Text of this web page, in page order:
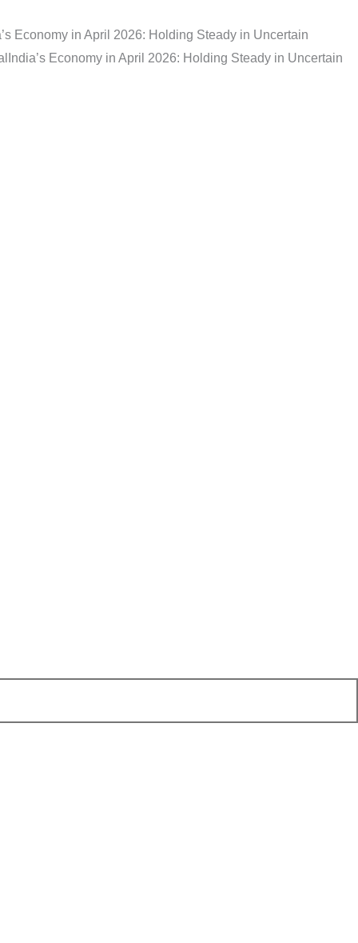
Economy in April 2026: Holding Steady in Uncertain
India’s Economy in April 2026: Holding Steady in Uncertain